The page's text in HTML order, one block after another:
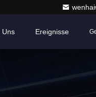
Uns Ereignisse